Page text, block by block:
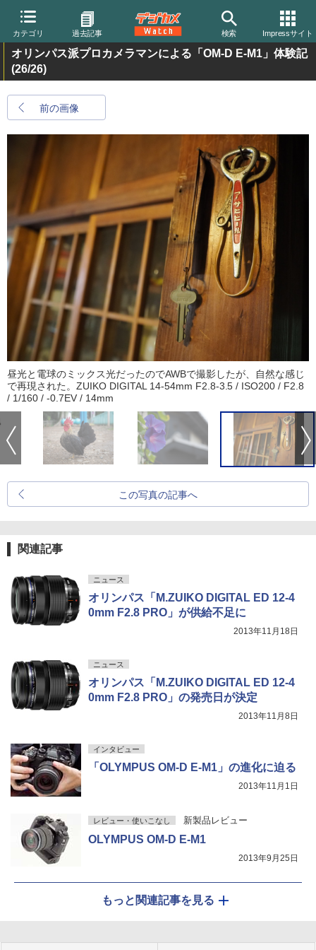
カテゴリ 過去記事 検索 Impressサイト
オリンパス派プロカメラマンによる「OM-D E-M1」体験記
(26/26)
前の画像
昼光と電球のミックス光だったのでAWBで撮影したが、自然な感じ
で再現された。ZUIKO DIGITAL 14-54mm F2.8-3.5 / ISO200 / F2.8
/ 1/160 / -0.7EV / 14mm
この写真の記事へ
関連記事
ニュース
オリンパス「M.ZUIKO DIGITAL ED 12-4
0mm F2.8 PRO」が供給不足に
2013年11月18日
ニュース
オリンパス「M.ZUIKO DIGITAL ED 12-4
0mm F2.8 PRO」の発売日が決定
2013年11月8日
インタビュー
「OLYMPUS OM-D E-M1」の進化に迫る
2013年11月1日
レビュー・使いこなし 新製品レビュー
OLYMPUS OM-D E-M1
2013年9月25日
もっと関連記事を見る